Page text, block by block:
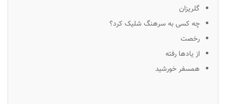
گلریزان
چه کسی به سرهنگ شلیک کرد؟
رخصت
از یادها رفته
همسفر خورشید